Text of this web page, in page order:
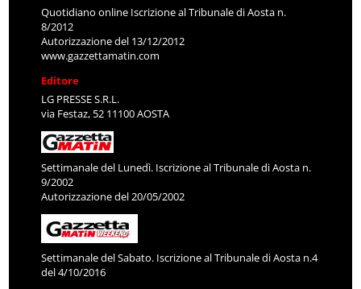
Quotidiano online Iscrizione al Tribunale di Aosta n.
8/2012
Autorizzazione del 13/12/2012
www.gazzettamatin.com
Editore
LG PRESSE S.R.L.
via Festaz, 52 11100 AOSTA
Settimanale del Lunedì. Iscrizione al Tribunale di Aosta n.
9/2002
Autorizzazione del 20/05/2002
Settimanale del Sabato. Iscrizione al Tribunale di Aosta n.4
del 4/10/2016